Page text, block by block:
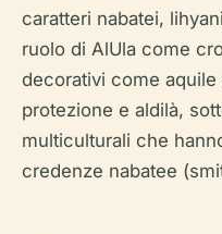
caratteri nabatei,
ruolo di AlUla come
decorativi come
protezione e aldilà,
multiculturali che
credenze nabatee